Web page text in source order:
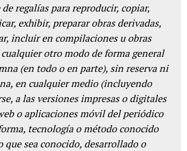
regalías para reproducir, copiar,
exhibir, preparar obras derivadas,
incluir en compilaciones u obras
otro modo de forma general
(en todo o en parte), sin reserva ni
en cualquier medio (incluyendo
a las versiones impresas o digitales
o aplicaciones móvil del periódico
tecnología o método conocido
que sea conocido, desarrollado o